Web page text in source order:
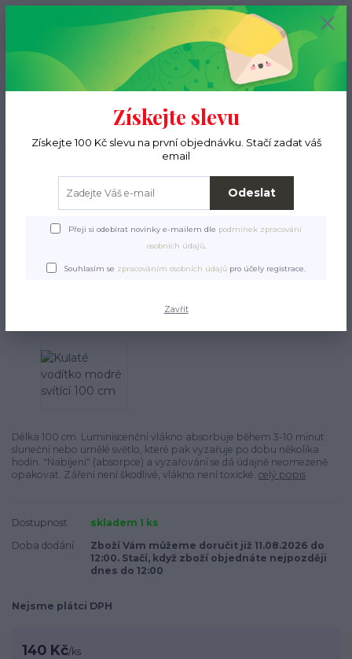
Menu
(Po-Pá, 9-15 hod.)
0 ks
0 Kč
Obojky, vodítka, postroje
Kulaté vodítko modré svítící 100 cm
Kulaté vodítko modré svítící
100 cm
Délka 100 cm. Luminiscenční vlákno absorbuje během 3-10 minut
sluneční nebo umělé světlo, které pak vyzařuje po dobu několika
hodin. "Nabíjení" (absorpce) a vyzařování se dá údajně neomezeně
opakovat. Záření není škodlivé, vlákno není toxické. celý popis
Dostupnost
skladem 1 ks
Doba dodání
Zboží Vám můžeme doručit již 11.08.2026 do
12:00. Stačí, když zboží objednáte nejpozději
dnes do 12:00
Nejsme plátci DPH
140 Kč/ks
Získejte slevu
Získejte 100 Kč slevu na první objednávku. Stačí zadat váš
email
Odeslat
Přeji si odebírat novinky e-mailem dle podmínek zpracování
osobních údajů.
Souhlasím se zpracováním osobních údajů pro účely registrace.
Zavřít